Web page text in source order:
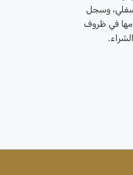
وسجل
في ظروف